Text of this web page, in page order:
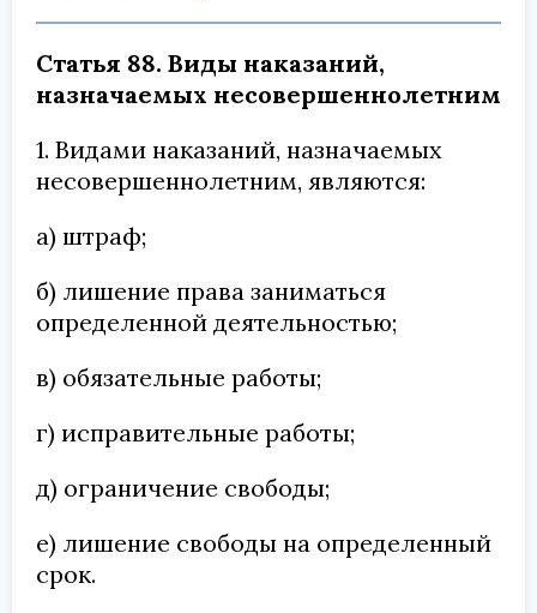
Статья 88. Виды наказаний,
назначаемых несовершеннолетним
1. Видами наказаний, назначаемых
несовершеннолетним, являются:
а) штраф;
б) лишение права заниматься
определенной деятельностью;
в) обязательные работы;
г) исправительные работы;
д) ограничение свободы;
е) лишение свободы на определенный
срок.